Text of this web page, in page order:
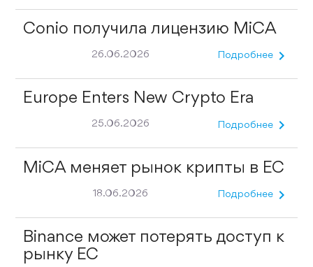
Conio получила лицензию MiCA
26.06.2026 Подробнее chevron_right
Europe Enters New Crypto Era
25.06.2026 Подробнее chevron_right
MiCA меняет рынок крипты в ЕС
18.06.2026 Подробнее chevron_right
Binance может потерять доступ к
рынку ЕС